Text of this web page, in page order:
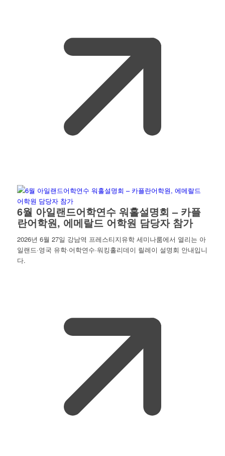
6월 아일랜드어학연수 워홀설명회 – 카플
란어학원, 에메랄드 어학원 담당자 참가
2026년 6월 27일 강남역 프레스티지유학 세미나룸에서 열리는 아
일랜드·영국 유학·어학연수·워킹홀리데이 릴레이 설명회 안내입니
다.